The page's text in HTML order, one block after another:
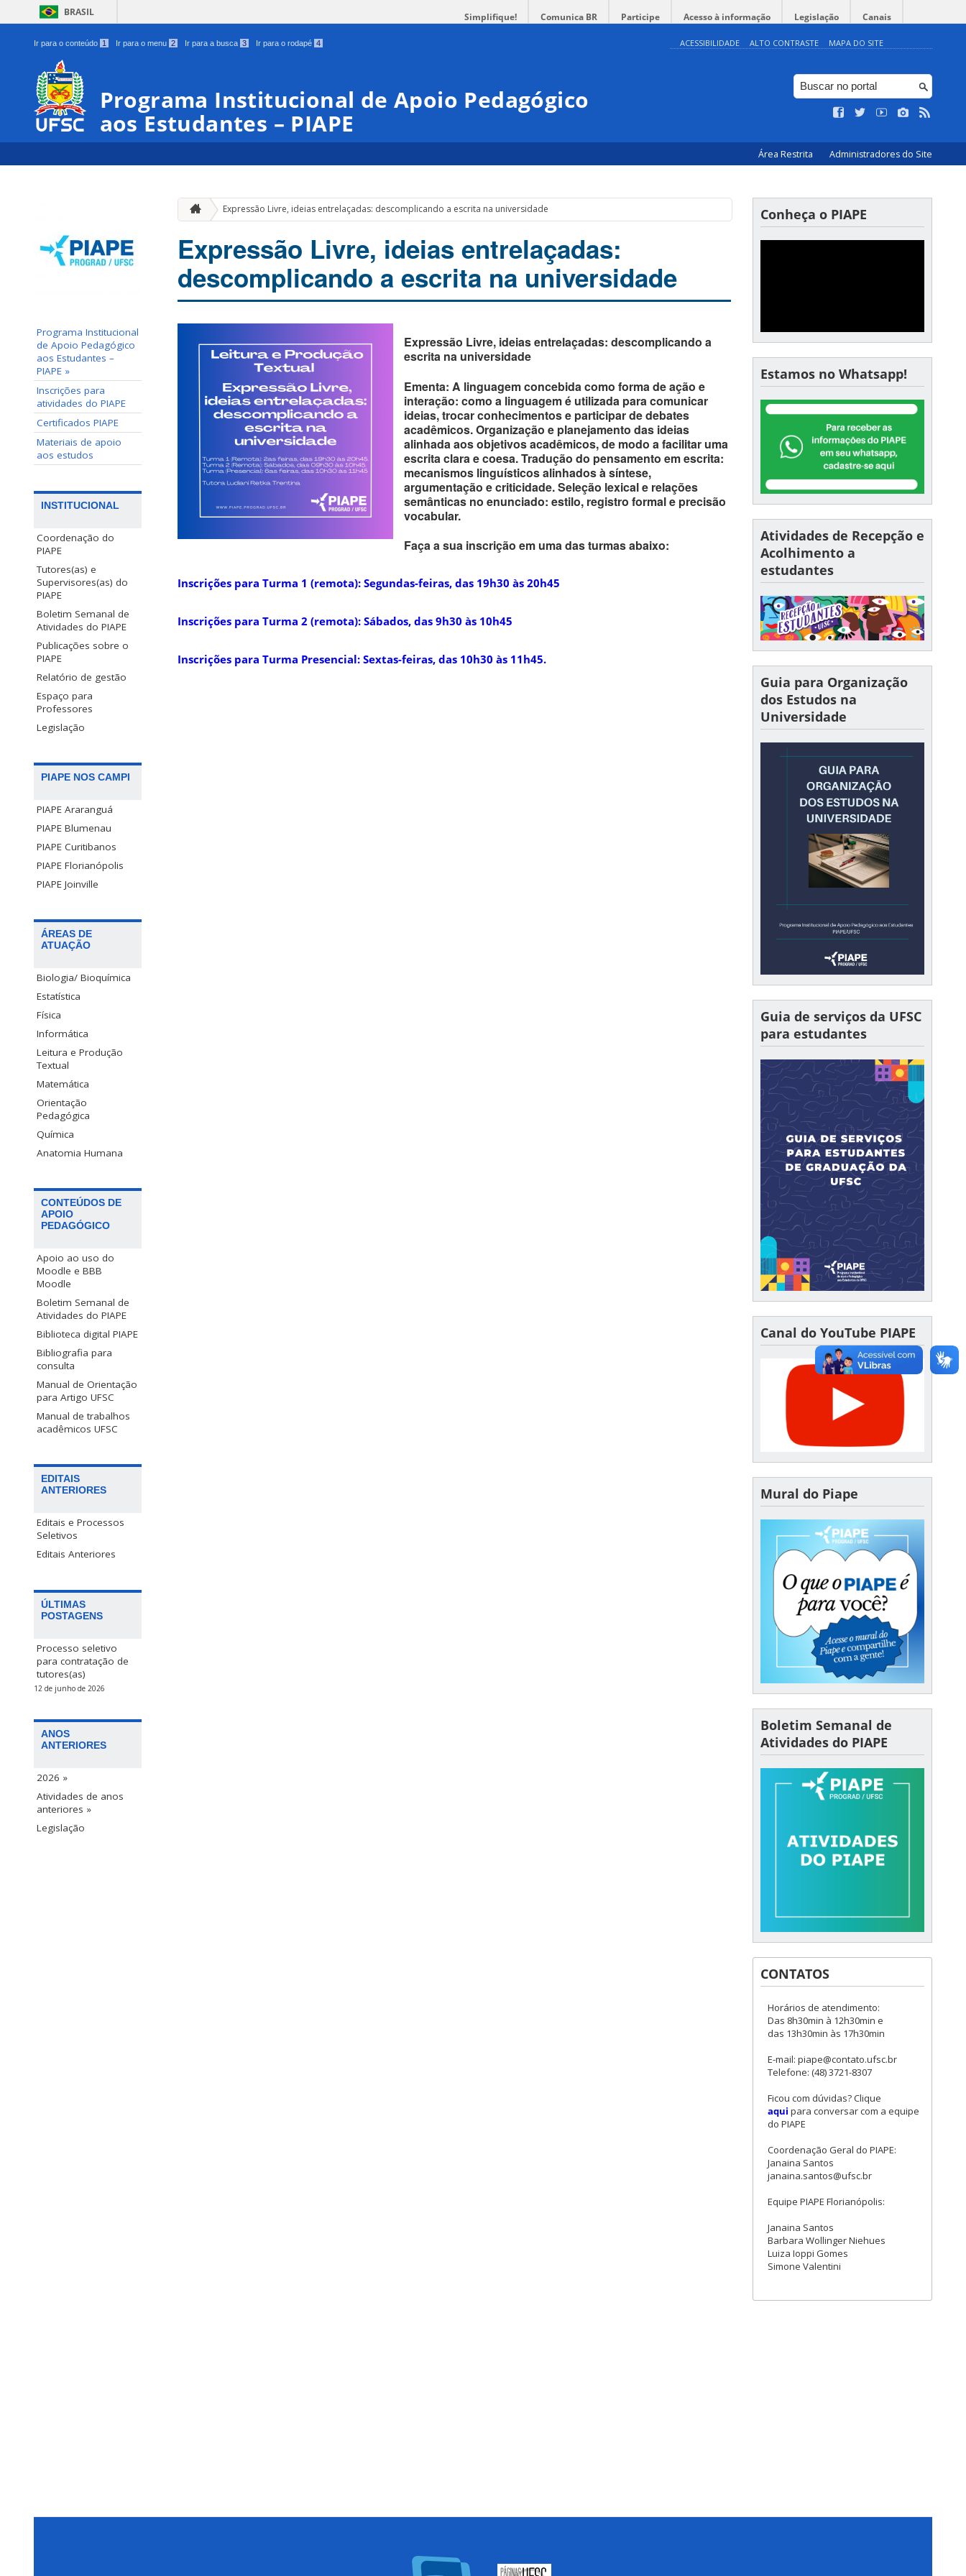
BRASIL Simplifique! Comunica BR Participe Acesso à informação Legislação Canais
Ir para o conteúdo 1 Ir para o menu 2 Ir para a busca 3 Ir para o rodapé 4 ACESSIBILIDADE ALTO CONTRASTE MAPA DO SITE
Programa Institucional de Apoio Pedagógico
aos Estudantes – PIAPE
Área Restrita Administradores do Site
Programa Institucional
de Apoio Pedagógico
aos Estudantes –
PIAPE »
Inscrições para
atividades do PIAPE
Certificados PIAPE
Materiais de apoio
aos estudos
INSTITUCIONAL
Coordenação do
PIAPE
Tutores(as) e
Supervisores(as) do
PIAPE
Boletim Semanal de
Atividades do PIAPE
Publicações sobre o
PIAPE
Relatório de gestão
Espaço para
Professores
Legislação
PIAPE NOS CAMPI
PIAPE Araranguá
PIAPE Blumenau
PIAPE Curitibanos
PIAPE Florianópolis
PIAPE Joinville
ÁREAS DE
ATUAÇÃO
Biologia/ Bioquímica
Estatística
Física
Informática
Leitura e Produção
Textual
Matemática
Orientação
Pedagógica
Química
Anatomia Humana
CONTEÚDOS DE
APOIO
PEDAGÓGICO
Apoio ao uso do
Moodle e BBB
Moodle
Boletim Semanal de
Atividades do PIAPE
Biblioteca digital PIAPE
Bibliografia para
consulta
Manual de Orientação
para Artigo UFSC
Manual de trabalhos
acadêmicos UFSC
EDITAIS
ANTERIORES
Editais e Processos
Seletivos
Editais Anteriores
ÚLTIMAS
POSTAGENS
Processo seletivo
para contratação de
tutores(as)
12 de junho de 2026
ANOS
ANTERIORES
2026 »
Atividades de anos
anteriores »
Legislação
Expressão Livre, ideias entrelaçadas: descomplicando a escrita na universidade
Expressão Livre, ideias entrelaçadas:
descomplicando a escrita na universidade
Expressão Livre, ideias entrelaçadas: descomplicando a
escrita na universidade
Ementa: A linguagem concebida como forma de ação e
interação: como a linguagem é utilizada para comunicar
ideias, trocar conhecimentos e participar de debates
acadêmicos. Organização e planejamento das ideias
alinhada aos objetivos acadêmicos, de modo a facilitar uma
escrita clara e coesa. Tradução do pensamento em escrita:
mecanismos linguísticos alinhados à síntese,
argumentação e criticidade. Seleção lexical e relações
semânticas no enunciado: estilo, registro formal e precisão
vocabular.
Faça a sua inscrição em uma das turmas abaixo:
Inscrições para Turma 1 (remota): Segundas-feiras, das 19h30 às 20h45
Inscrições para Turma 2 (remota): Sábados, das 9h30 às 10h45
Inscrições para Turma Presencial: Sextas-feiras, das 10h30 às 11h45.
Conheça o PIAPE
Estamos no Whatsapp!
Atividades de Recepção e
Acolhimento a
estudantes
Guia para Organização
dos Estudos na
Universidade
Guia de serviços da UFSC
para estudantes
Canal do YouTube PIAPE
Mural do Piape
Boletim Semanal de
Atividades do PIAPE
CONTATOS
Horários de atendimento:
Das 8h30min à 12h30min e
das 13h30min às 17h30min
E-mail: piape@contato.ufsc.br
Telefone: (48) 3721-8307
Ficou com dúvidas? Clique
aqui para conversar com a equipe
do PIAPE
Coordenação Geral do PIAPE:
Janaina Santos
janaina.santos@ufsc.br
Equipe PIAPE Florianópolis:
Janaina Santos
Barbara Wollinger Niehues
Luiza Ioppi Gomes
Simone Valentini